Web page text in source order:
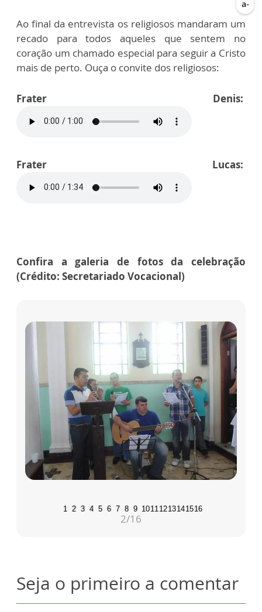
Ao final da entrevista os religiosos mandaram um
recado para todos aqueles que sentem no
coração um chamado especial para seguir a Cristo
mais de perto. Ouça o convite dos religiosos:
Frater Denis:
Frater Lucas:
Confira a galeria de fotos da celebração
(Crédito: Secretariado Vocacional)
1 2 3 4 5 6 7 8 9 10111213141516
2/16
Seja o primeiro a comentar